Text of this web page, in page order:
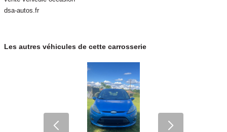
dsa-autos.fr
Les autres véhicules de cette carrosserie